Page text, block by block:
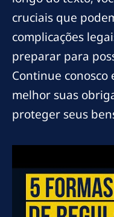
cruciais que
complicações
preparar para
Continue
melhor suas
proteger seus